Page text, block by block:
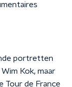
portretten
Kok, maar
Tour de France